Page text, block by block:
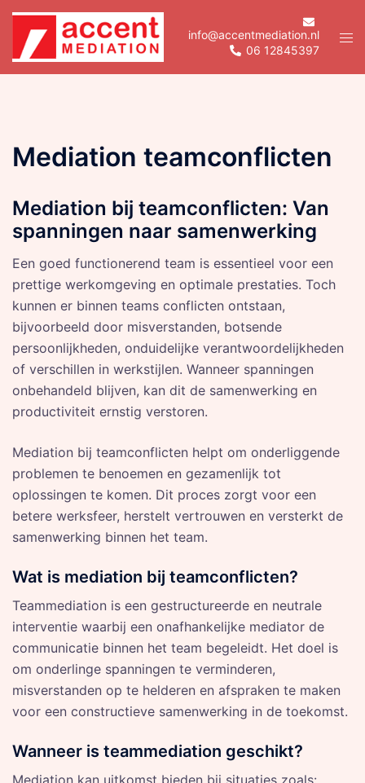
Skip
content
info@accentmediation.nl
06 12845397
Mediation teamconflicten
Mediation bij teamconflicten: Van
spanningen naar samenwerking
Een goed functionerend team is essentieel voor een
prettige werkomgeving en optimale prestaties. Toch
kunnen er binnen teams conflicten ontstaan,
bijvoorbeeld door misverstanden, botsende
persoonlijkheden, onduidelijke verantwoordelijkheden
of verschillen in werkstijlen. Wanneer spanningen
onbehandeld blijven, kan dit de samenwerking en
productiviteit ernstig verstoren.
Mediation bij teamconflicten helpt om onderliggende
problemen te benoemen en gezamenlijk tot
oplossingen te komen. Dit proces zorgt voor een
betere werksfeer, herstelt vertrouwen en versterkt de
samenwerking binnen het team.
Wat is mediation bij teamconflicten?
Teammediation is een gestructureerde en neutrale
interventie waarbij een onafhankelijke mediator de
communicatie binnen het team begeleidt. Het doel is
om onderlinge spanningen te verminderen,
misverstanden op te helderen en afspraken te maken
voor een constructieve samenwerking in de toekomst.
Wanneer is teammediation geschikt?